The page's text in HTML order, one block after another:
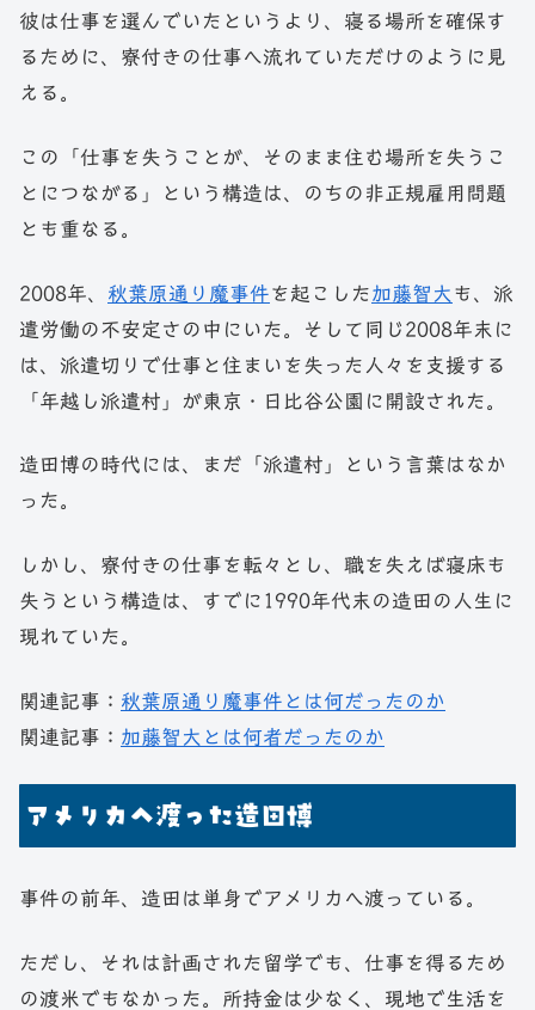
彼は仕事を選んでいたというより、寝る場所を確保す
るために、寮付きの仕事へ流れていただけのように見
える。
この「仕事を失うことが、そのまま住む場所を失うこ
とにつながる」という構造は、のちの非正規雇用問題
とも重なる。
2008年、 秋葉原通り魔事件を起こした加藤智大 も、派
遣労働の不安定さの中にいた。そして同じ2008年末に
は、派遣切りで仕事と住まいを失った人々を支援する
「年越し派遣村」が東京・日比谷公園に開設された。
造田博の時代には、まだ「派遣村」という言葉はなか
った。
しかし、寮付きの仕事を転々とし、職を失えば寝床も
失うという構造は、すでに1990年代末の造田の人生に
現れていた。
関連記事： 秋葉原通り魔事件とは何だったのか
関連記事： 加藤智大とは何者だったのか
アメリカへ渡った造田博
事件の前年、造田は単身でアメリカへ渡っている。
ただし、それは計画された留学でも、仕事を得るため
の渡米でもなかった。所持金は少なく、現地で生活を